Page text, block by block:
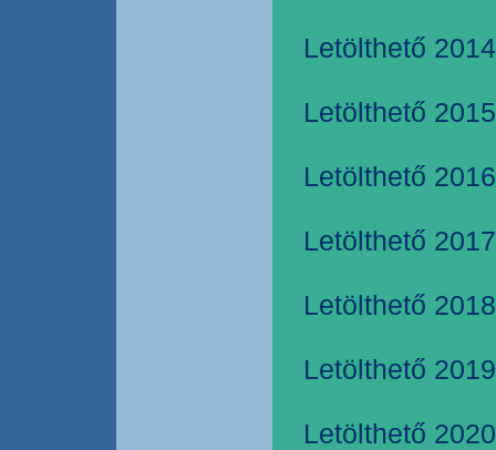
Letölthető
Letölthető
Letölthető
Letölthető
Letölthető
Letölthető
Letölthető